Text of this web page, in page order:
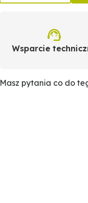
Wsparcie
Masz pytania co do